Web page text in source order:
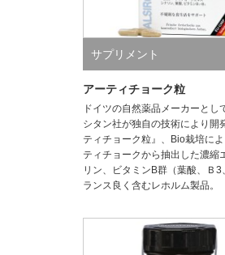
サプリメント
アーティチョーク粒
ドイツの自然薬品メーカーとし
シタン社が独自の技術により開
ティチョーク粒』、Bio栽培に
ティチョークから抽出した濃縮
リン、ビタミンB群（葉酸、Ｂ
ランス良く含むレホルム製品。